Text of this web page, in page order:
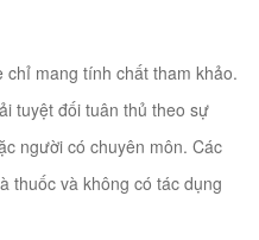
chỉ mang tính chất tham khảo.
tuyệt đối tuân thủ theo sự
người có chuyên môn. Các
thuốc và không có tác dụng